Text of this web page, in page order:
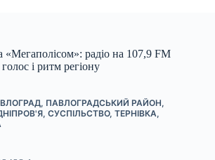
радіо на 107,9 FM
і ритм регіону
, ПАВЛОГРАДСЬКИЙ РАЙОН,
, СУСПІЛЬСТВО, ТЕРНІВКА,